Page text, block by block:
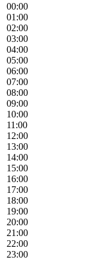
00:00
01:00
02:00
03:00
04:00
05:00
06:00
07:00
08:00
09:00
10:00
11:00
12:00
13:00
14:00
15:00
16:00
17:00
18:00
19:00
20:00
21:00
22:00
23:00